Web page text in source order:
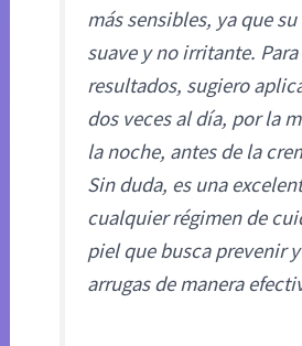
más sensibles, ya que
suave y no irritante.
resultados, sugiero
dos veces al día, por la
la noche, antes de la
Sin duda, es una
cualquier régimen de
piel que busca prevenir
arrugas de manera